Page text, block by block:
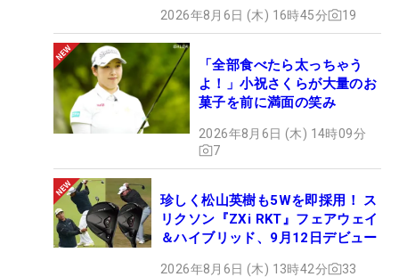
2026年8月6日 (木) 16時45分 19
「全部食べたら太っちゃう
よ！」小祝さくらが大量のお
菓子を前に満面の笑み
2026年8月6日 (木) 14時09分
7
珍しく松山英樹も5Wを即採用！ ス
リクソン『ZXi RKT』フェアウェイ
＆ハイブリッド、9月12日デビュー
2026年8月6日 (木) 13時42分 33